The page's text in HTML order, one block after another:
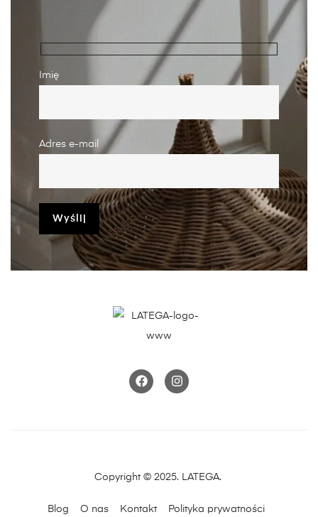
Imię
Adres e-mail
Copyright © 2025. LATEGA.
Blog O nas Kontakt Polityka prywatności